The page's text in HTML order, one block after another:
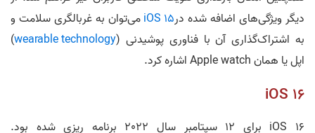
دیگر ویژگی‌های اضافه شده درiOS 15می‌توان به غربالگری سلامت و
به اشتراک‌گذاری آن با فناوری پوشیدنی (wearable technology
)
اپل یا همان Apple watch اشاره کرد.
iOS 16
iOS 16 برای 12 سپتامبر سال 2022 برنامه ریزی شده بود.